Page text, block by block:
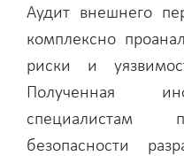
Аудит внешнего
комплексно
риски и
Полученная
специалистам
безопасности